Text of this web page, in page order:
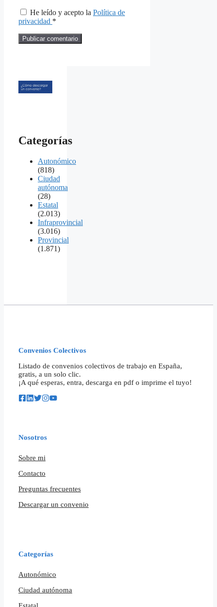
He leído y acepto la Política de
privacidad *
Categorías
Autonómico
(818)
Ciudad
autónoma
(28)
Estatal
(2.013)
Infraprovincial
(3.016)
Provincial
(1.871)
Convenios Colectivos
Listado de convenios colectivos de trabajo en España,
gratis, a un solo clic.
¡A qué esperas, entra, descarga en pdf o imprime el tuyo!
Nosotros
Sobre mi
Contacto
Preguntas frecuentes
Descargar un convenio
Categorías
Autonómico
Ciudad autónoma